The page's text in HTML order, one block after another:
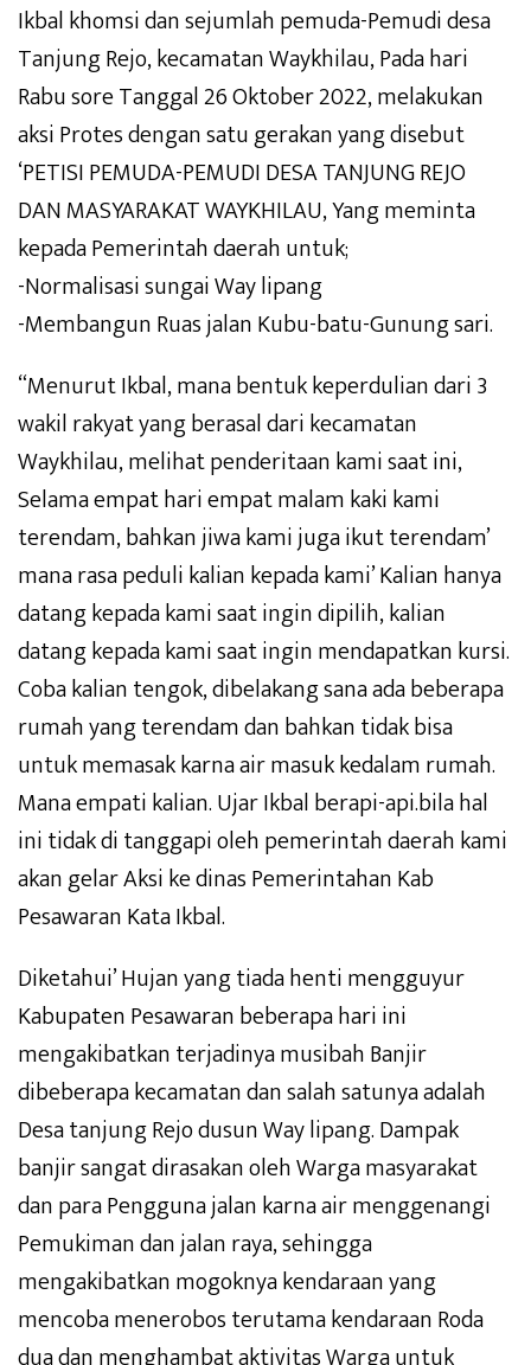
Ikbal khomsi dan sejumlah pemuda-Pemudi desa
Tanjung Rejo, kecamatan Waykhilau, Pada hari
Rabu sore Tanggal 26 Oktober 2022, melakukan
aksi Protes dengan satu gerakan yang disebut
‘PETISI PEMUDA-PEMUDI DESA TANJUNG REJO
DAN MASYARAKAT WAYKHILAU, Yang meminta
kepada Pemerintah daerah untuk;
-Normalisasi sungai Way lipang
-Membangun Ruas jalan Kubu-batu-Gunung sari.
“Menurut Ikbal, mana bentuk keperdulian dari 3
wakil rakyat yang berasal dari kecamatan
Waykhilau, melihat penderitaan kami saat ini,
Selama empat hari empat malam kaki kami
terendam, bahkan jiwa kami juga ikut terendam’
mana rasa peduli kalian kepada kami’ Kalian hanya
datang kepada kami saat ingin dipilih, kalian
datang kepada kami saat ingin mendapatkan kursi.
Coba kalian tengok, dibelakang sana ada beberapa
rumah yang terendam dan bahkan tidak bisa
untuk memasak karna air masuk kedalam rumah.
Mana empati kalian. Ujar Ikbal berapi-api.bila hal
ini tidak di tanggapi oleh pemerintah daerah kami
akan gelar Aksi ke dinas Pemerintahan Kab
Pesawaran Kata Ikbal.
Diketahui’ Hujan yang tiada henti mengguyur
Kabupaten Pesawaran beberapa hari ini
mengakibatkan terjadinya musibah Banjir
dibeberapa kecamatan dan salah satunya adalah
Desa tanjung Rejo dusun Way lipang. Dampak
banjir sangat dirasakan oleh Warga masyarakat
dan para Pengguna jalan karna air menggenangi
Pemukiman dan jalan raya, sehingga
mengakibatkan mogoknya kendaraan yang
mencoba menerobos terutama kendaraan Roda